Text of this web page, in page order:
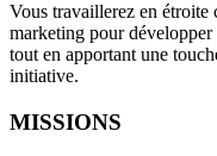
Vous travaillerez en
marketing pour développer
tout en apportant une
initiative.
MISSIONS